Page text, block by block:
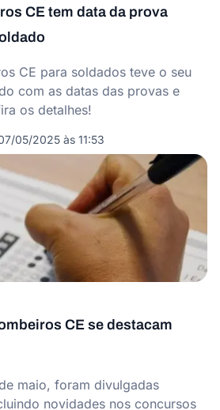
CE tem data da prova
CE para soldados teve o seu
com as datas das provas e
os detalhes!
05/2025 às 11:53
CE se destacam
maio, foram divulgadas
novidades nos concursos